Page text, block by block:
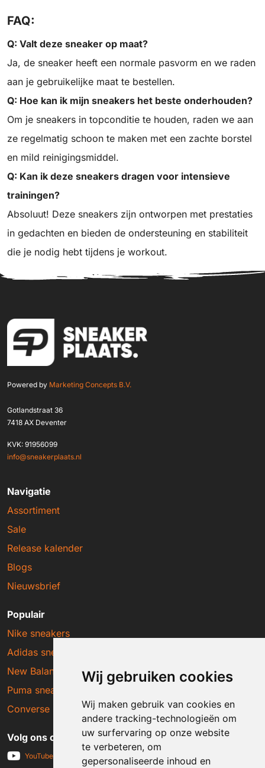
Wij gebruiken cookies
Wij maken gebruik van cookies en
andere tracking-technologieën om
uw surfervaring op onze website
te verbeteren, om
gepersonaliseerde inhoud en
FAQ:
Q: Valt deze sneaker op maat?
Ja, de sneaker heeft een normale pasvorm en we raden
aan je gebruikelijke maat te bestellen.
Q: Hoe kan ik mijn sneakers het beste onderhouden?
Om je sneakers in topconditie te houden, raden we aan
ze regelmatig schoon te maken met een zachte borstel
en mild reinigingsmiddel.
Q: Kan ik deze sneakers dragen voor intensieve
trainingen?
Absoluut! Deze sneakers zijn ontworpen met prestaties
in gedachten en bieden de ondersteuning en stabiliteit
die je nodig hebt tijdens je workout.
Powered by Marketing Concepts B.V.
Gotlandstraat 36
7418 AX Deventer
KVK: 91956099
info@sneakerplaats.nl
Navigatie
Assortiment
Sale
Release kalender
Blogs
Nieuwsbrief
Populair
Nike sneakers
Adidas sneakers
New Balance sneakers
Puma sneakers
Converse sneakers
Volg ons op social media
YouTube